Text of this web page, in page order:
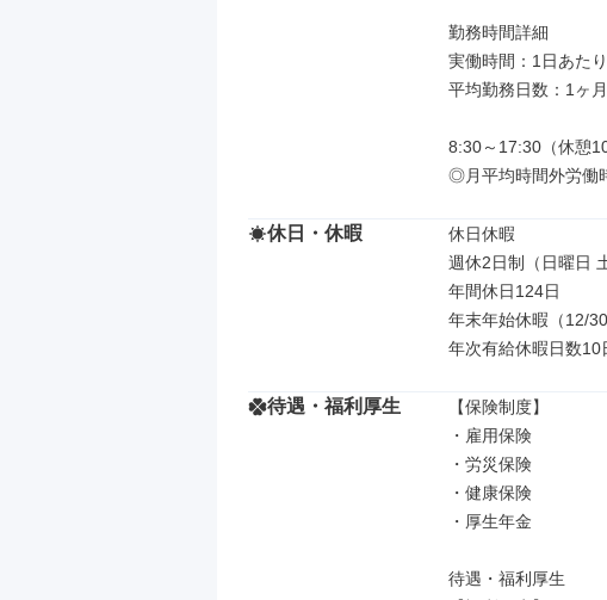
勤務時間詳細
実働時間：1日あた
平均勤務日数：1ヶ
8:30～17:30（休憩
◎月平均時間外労働
休日・休暇
休日休暇
週休2日制（日曜日
年間休日124日
年末年始休暇（12/30
年次有給休暇日数10
待遇・福利厚生
【保険制度】
・雇用保険
・労災保険
・健康保険
・厚生年金
待遇・福利厚生